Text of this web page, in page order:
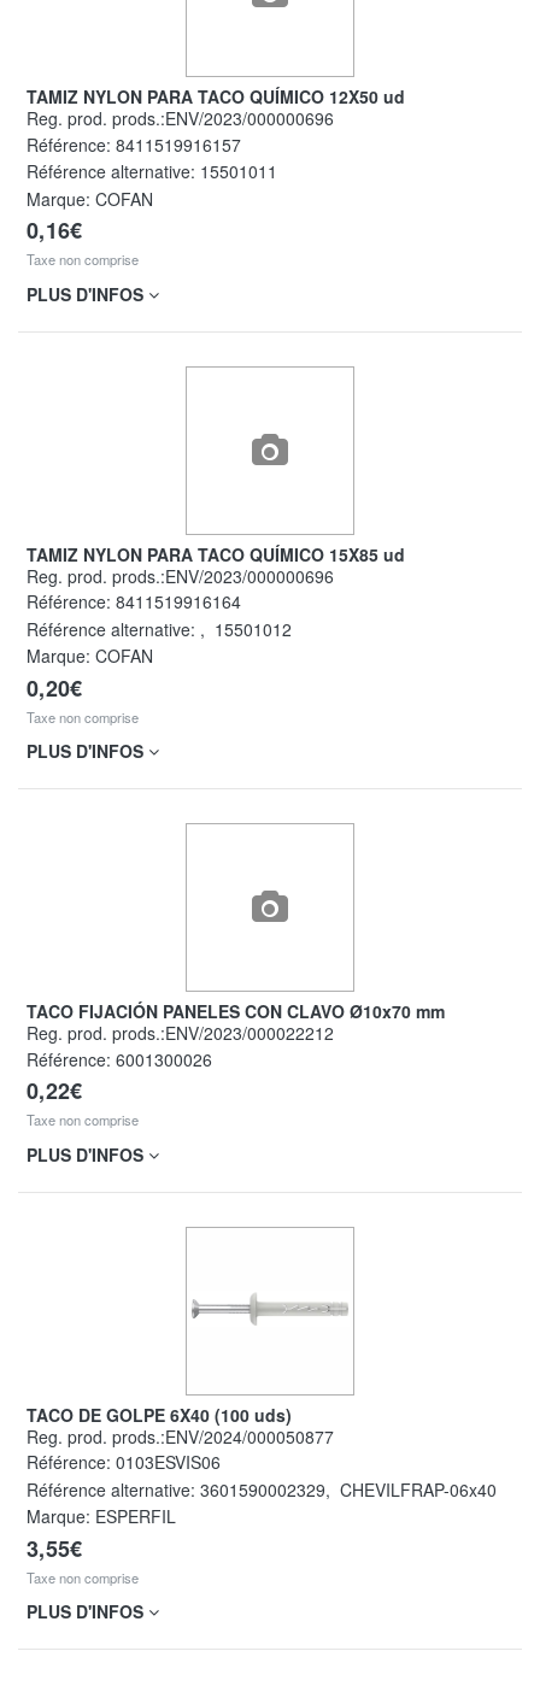
TAMIZ NYLON PARA TACO QUÍMICO 12X50 ud
Reg. prod. prods.:ENV/2023/000000696
Référence: 8411519916157
Référence alternative: 15501011
Marque: COFAN
0,16€
Taxe non comprise
PLUS D'INFOS
TAMIZ NYLON PARA TACO QUÍMICO 15X85 ud
Reg. prod. prods.:ENV/2023/000000696
Référence: 8411519916164
Référence alternative: , 15501012
Marque: COFAN
0,20€
Taxe non comprise
PLUS D'INFOS
TACO FIJACIÓN PANELES CON CLAVO Ø10x70 mm
Reg. prod. prods.:ENV/2023/000022212
Référence: 6001300026
0,22€
Taxe non comprise
PLUS D'INFOS
TACO DE GOLPE 6X40 (100 uds)
Reg. prod. prods.:ENV/2024/000050877
Référence: 0103ESVIS06
Référence alternative: 3601590002329, CHEVILFRAP-06x40
Marque: ESPERFIL
3,55€
Taxe non comprise
PLUS D'INFOS